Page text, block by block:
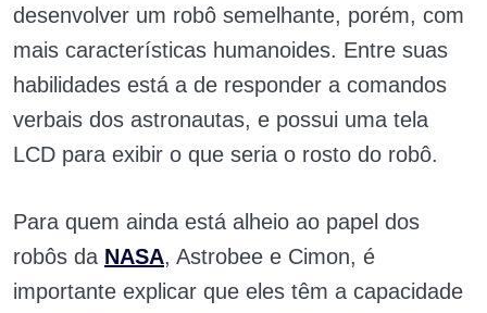
desenvolver um robô semelhante, porém, com
mais características humanoides. Entre suas
habilidades está a de responder a comandos
verbais dos astronautas, e possui uma tela
LCD para exibir o que seria o rosto do robô.
Para quem ainda está alheio ao papel dos
robôs da NASA, Astrobee e Cimon, é
importante explicar que eles têm a capacidade